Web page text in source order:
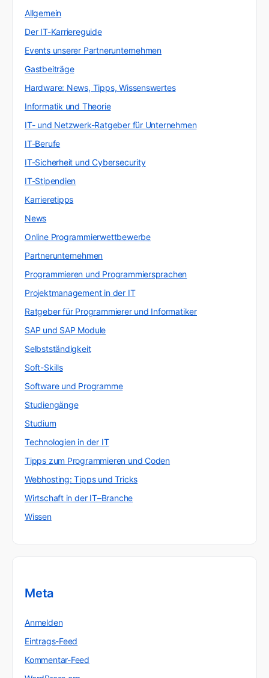
Allgemein
Der IT-Karriereguide
Events unserer Partnerunternehmen
Gastbeiträge
Hardware: News, Tipps, Wissenswertes
Informatik und Theorie
IT- und Netzwerk-Ratgeber für Unternehmen
IT-Berufe
IT-Sicherheit und Cybersecurity
IT-Stipendien
Karrieretipps
News
Online Programmierwettbewerbe
Partnerunternehmen
Programmieren und Programmiersprachen
Projektmanagement in der IT
Ratgeber für Programmierer und Informatiker
SAP und SAP Module
Selbstständigkeit
Soft-Skills
Software und Programme
Studiengänge
Studium
Technologien in der IT
Tipps zum Programmieren und Coden
Webhosting: Tipps und Tricks
Wirtschaft in der IT–Branche
Wissen
Meta
Anmelden
Eintrags-Feed
Kommentar-Feed